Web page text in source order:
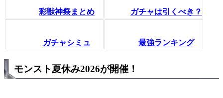
彩獣神祭まとめ ガチャは引くべき？
ガチャシミュ 最強ランキング
モンスト夏休み2026が開催！